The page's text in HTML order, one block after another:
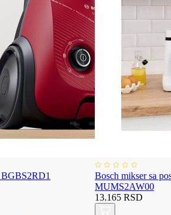
Bosch mikser sa
MUMS2AW00
13.165 RSD